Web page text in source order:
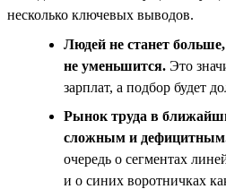
несколько ключевых выводов.
Людей не станет
не уменьшится. Это
зарплат, а подбор будет
Рынок труда в
сложным и
очередь о сегментах
и о синих воротничках